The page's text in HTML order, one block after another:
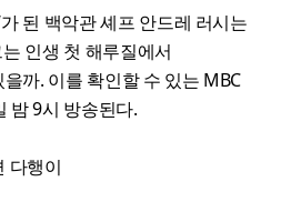
된 백악관 셰프 안드레 러시는
인생 첫 해루질에서
을까. 이를 확인할 수 있는 MBC
밤 9시 방송된다.
다행이